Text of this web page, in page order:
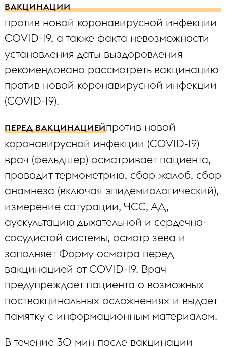
ВАКЦИНАЦИИ
против новой коронавирусной инфекции
COVID-19, а также факта невозможности
установления даты выздоровления
рекомендовано рассмотреть вакцинацию
против новой коронавирусной инфекции
(COVID-19).
ПЕРЕД ВАКЦИНАЦИЕЙпротив новой
коронавирусной инфекции (COVID-19)
врач (фельдшер) осматривает пациента,
проводит термометрию, сбор жалоб, сбор
анамнеза (включая эпидемиологический),
измерение сатурации, ЧСС, АД,
аускультацию дыхательной и сердечно-
сосудистой системы, осмотр зева и
заполняет Форму осмотра перед
вакцинацией от COVID-19. Врач
предупреждает пациента о возможных
поствакцинальных осложнениях и выдает
памятку с информационным материалом.
В течение 30 мин после вакцинации